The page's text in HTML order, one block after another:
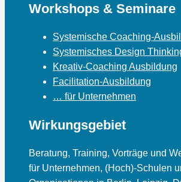
Workshops & Seminare
Systemische Coaching-
Systemisches Design
Kreativ-Coaching Ausbildung
Facilitation-Ausbildung
… für Unternehmen
Wirkungsgebiet
Beratung, Training, Vorträge und
für Unternehmen, (Hoch)-Schulen